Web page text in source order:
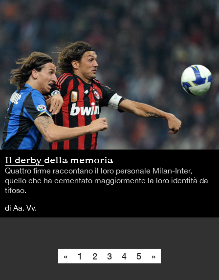
Il derby della memoria
Quattro firme raccontano il loro personale Milan-Inter,
quello che ha cementato maggiormente la loro identità da
tifoso.
di Aa. Vv.
« 1 2 3 4 5 »